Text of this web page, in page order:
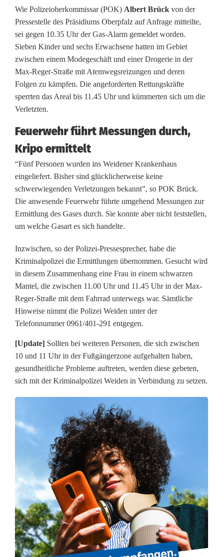
t
e
]
G
a
s
-
A
l
a
r
m
n
W
e
i
e
n
s
G
r
o
ß
e
Wie Polizeioberkommissar (POK) Albert Brück von der
Pressestelle des Präsidiums Oberpfalz auf Anfrage mitteilte,
sei gegen 10.35 Uhr der Gas-Alarm gemeldet worden.
Sieben Kinder und sechs Erwachsene hatten im Gebiet
zwischen einem Modegeschäft und einer Drogerie in der
Max-Reger-Straße mit Atemwegsreizungen und deren
Folgen zu kämpfen. Die angeforderten Rettungskräfte
sperrten das Areal bis 11.45 Uhr und kümmerten sich um die
Verletzten.
Feuerwehr führt Messungen durch,
Kripo ermittelt
“Fünf Personen wurden ins Weidener Krankenhaus
eingeliefert. Bisher sind glücklicherweise keine
schwerwiegenden Verletzungen bekannt”, so POK Brück.
Die anwesende Feuerwehr führte umgehend Messungen zur
Ermittlung des Gases durch. Sie konnte aber nicht feststellen,
um welche Gasart es sich handelte.
Inzwischen, so der Polizei-Pressesprecher, habe die
Kriminalpolizei die Ermittlungen übernommen. Gesucht wird
in diesem Zusammenhang eine Frau in einem schwarzen
Mantel, die zwischen 11.00 Uhr und 11.45 Uhr in der Max-
Reger-Straße mit dem Fahrrad unterwegs war. Sämtliche
Hinweise nimmt die Polizei Weiden unter der
Telefonnummer 0961/401-291 entgegen.
[Update] Sollten bei weiteren Personen, die sich zwischen
10 und 11 Uhr in der Fußgängerzone aufgehalten haben,
gesundheitliche Probleme auftreten, werden diese gebeten,
sich mit der Kriminalpolizei Weiden in Verbindung zu setzen.